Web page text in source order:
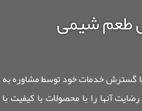
طعم شیمی
خدمات خود توسط مشاوره به
آنها را با محصولات با کیفیت با